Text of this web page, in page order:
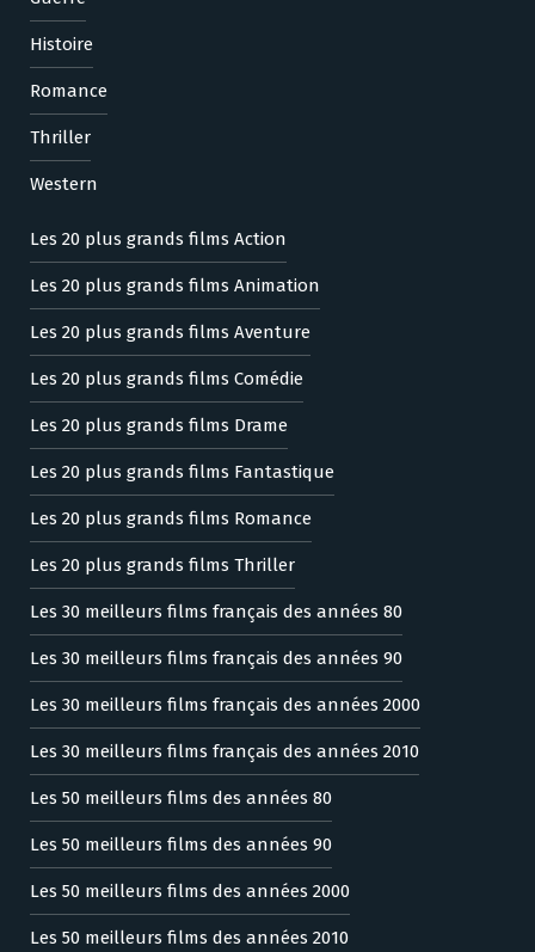
Histoire
Romance
Thriller
Western
Les 20 plus grands films Action
Les 20 plus grands films Animation
Les 20 plus grands films Aventure
Les 20 plus grands films Comédie
Les 20 plus grands films Drame
Les 20 plus grands films Fantastique
Les 20 plus grands films Romance
Les 20 plus grands films Thriller
Les 30 meilleurs films français des années 80
Les 30 meilleurs films français des années 90
Les 30 meilleurs films français des années 2000
Les 30 meilleurs films français des années 2010
Les 50 meilleurs films des années 80
Les 50 meilleurs films des années 90
Les 50 meilleurs films des années 2000
Les 50 meilleurs films des années 2010